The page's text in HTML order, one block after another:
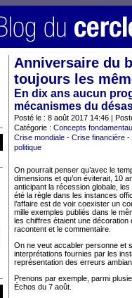
Anniversaire du
toujours les
En dix ans aucun
mécanismes du
Posté le : 8 août 2017 14:46 |
Catégorie : Concepts
Crise mondiale - Crise financière -
politique
On pourrait penser qu’avec le
dimensions et qu’on éviterait, 10
anticipant la récession globale,
été la règle dans les instances
l’affaire est de voir coexister un
mille exemples publiés dans le
les chiffres étaient une décoration
racontent et le commentaire.
On ne veut accabler personne et
interprétations fournies par les
représentation des erreurs
Prenons par exemple, parmi
Échos du 7 août.